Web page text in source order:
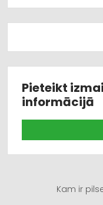
Pieteikt
informācijā
Kam ir